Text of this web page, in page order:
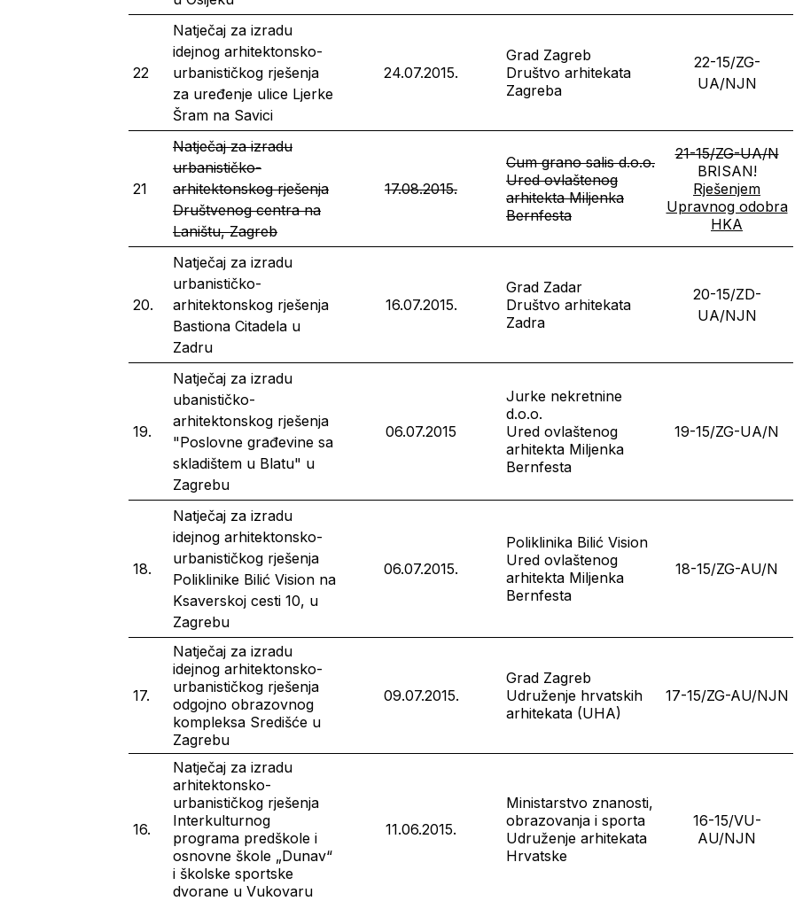
22
Natječaj za izradu
idejnog arhitektonsko-
urbanističkog rješenja
za uređenje ulice Ljerke
Šram na Savici
24.07.2015.
Grad Zagreb
Društvo arhitekata
Zagreba
22-15/ZG-
UA/NJN
21
Natječaj za izradu
urbanističko-
arhitektonskog rješenja
Društvenog centra na
Laništu, Zagreb
17.08.2015.
Cum grano salis d.o.o.
Ured ovlaštenog
arhitekta Miljenka
Bernfesta
21-15/ZG-UA/N
BRISAN!
Rješenjem
Upravnog odobra
HKA
20.
Natječaj za izradu
urbanističko-
arhitektonskog rješenja
Bastiona Citadela u
Zadru
16.07.2015.
Grad Zadar
Društvo arhitekata
Zadra
20-15/ZD-
UA/NJN
19.
Natječaj za izradu
ubanističko-
arhitektonskog rješenja
"Poslovne građevine sa
skladištem u Blatu" u
Zagrebu
06.07.2015
Jurke nekretnine
d.o.o.
Ured ovlaštenog
arhitekta Miljenka
Bernfesta
19-15/ZG-UA/N
18.
Natječaj za izradu
idejnog arhitektonsko-
urbanističkog rješenja
Poliklinike Bilić Vision na
Ksaverskoj cesti 10, u
Zagrebu
06.07.2015.
Poliklinika Bilić Vision
Ured ovlaštenog
arhitekta Miljenka
Bernfesta
18-15/ZG-AU/N
17.
Natječaj za izradu
idejnog arhitektonsko-
urbanističkog rješenja
odgojno obrazovnog
kompleksa Središće u
Zagrebu
09.07.2015.
Grad Zagreb
Udruženje hrvatskih
arhitekata (UHA)
17-15/ZG-AU/NJN
16.
Natječaj za izradu
arhitektonsko-
urbanističkog rješenja
Interkulturnog
programa predškole i
osnovne škole „Dunav“
i školske sportske
dvorane u Vukovaru
11.06.2015.
Ministarstvo znanosti,
obrazovanja i sporta
Udruženje arhitekata
Hrvatske
16-15/VU-
AU/NJN